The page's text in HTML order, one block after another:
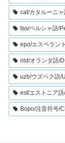
cat/カタルーニ
fas/ペルシャ語/
epo/エスペラン
nld/オランダ語/
uzb/ウズベク語/
est/エストニア
Bopo/注音符号/